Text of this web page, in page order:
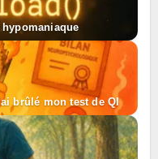
brûlé mon test de QI